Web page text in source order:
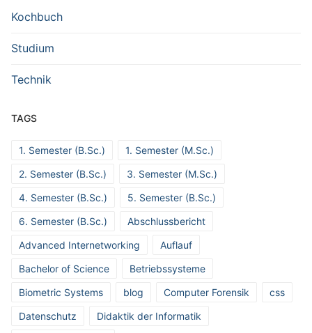
Kochbuch
Studium
Technik
TAGS
1. Semester (B.Sc.)
1. Semester (M.Sc.)
2. Semester (B.Sc.)
3. Semester (M.Sc.)
4. Semester (B.Sc.)
5. Semester (B.Sc.)
6. Semester (B.Sc.)
Abschlussbericht
Advanced Internetworking
Auflauf
Bachelor of Science
Betriebssysteme
Biometric Systems
blog Computer Forensik
css
Datenschutz
Didaktik der Informatik